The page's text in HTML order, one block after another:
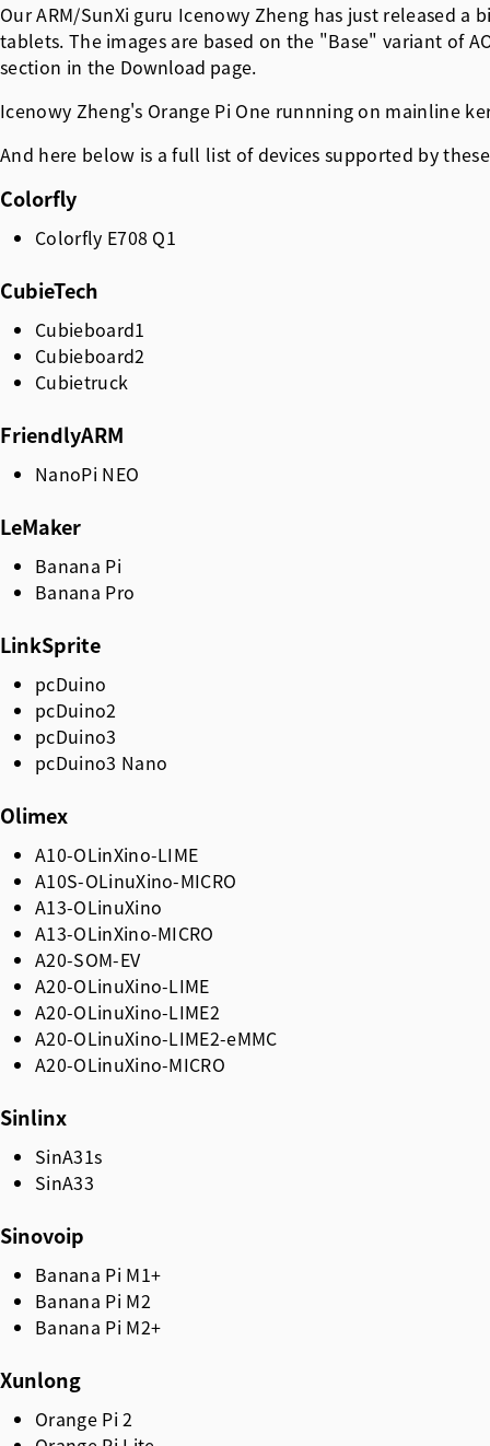
Our ARM/SunXi guru Icenowy Zheng has just released
tablets. The images are based on the "Base" variant of
section in the Download page.
Icenowy Zheng's Orange Pi One runnning on mainline
And here below is a full list of devices supported by
Colorfly
Colorfly E708 Q1
CubieTech
Cubieboard1
Cubieboard2
Cubietruck
FriendlyARM
NanoPi NEO
LeMaker
Banana Pi
Banana Pro
LinkSprite
pcDuino
pcDuino2
pcDuino3
pcDuino3 Nano
Olimex
A10-OLinXino-LIME
A10S-OLinuXino-MICRO
A13-OLinuXino
A13-OLinXino-MICRO
A20-SOM-EV
A20-OLinuXino-LIME
A20-OLinuXino-LIME2
A20-OLinuXino-LIME2-eMMC
A20-OLinuXino-MICRO
Sinlinx
SinA31s
SinA33
Sinovoip
Banana Pi M1+
Banana Pi M2
Banana Pi M2+
Xunlong
Orange Pi 2